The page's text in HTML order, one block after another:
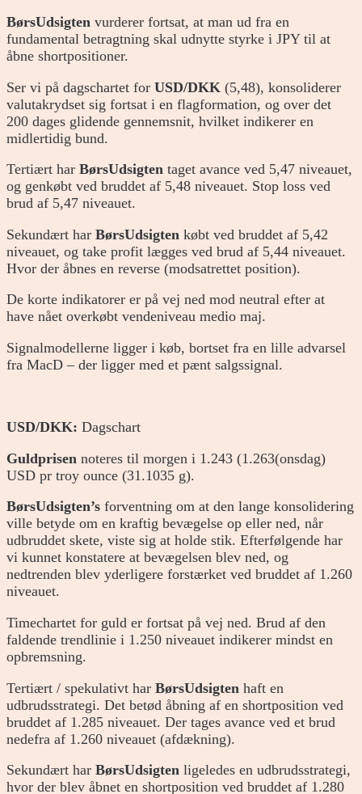
BørsUdsigten vurderer fortsat, at man ud fra en
fundamental betragtning skal udnytte styrke i JPY til at
åbne shortpositioner.
Ser vi på dagschartet for USD/DKK (5,48), konsoliderer
valutakrydset sig fortsat i en flagformation, og over det
200 dages glidende gennemsnit, hvilket indikerer en
midlertidig bund.
Tertiært har BørsUdsigten taget avance ved 5,47 niveauet,
og genkøbt ved bruddet af 5,48 niveauet. Stop loss ved
brud af 5,47 niveauet.
Sekundært har BørsUdsigten købt ved bruddet af 5,42
niveauet, og take profit lægges ved brud af 5,44 niveauet.
Hvor der åbnes en reverse (modsatrettet position).
De korte indikatorer er på vej ned mod neutral efter at
have nået overkøbt vendeniveau medio maj.
Signalmodellerne ligger i køb, bortset fra en lille advarsel
fra MacD – der ligger med et pænt salgssignal.
USD/DKK: Dagschart
Guldprisen noteres til morgen i 1.243 (1.263(onsdag)
USD pr troy ounce (31.1035 g).
BørsUdsigten’s forventning om at den lange konsolidering
ville betyde om en kraftig bevægelse op eller ned, når
udbruddet skete, viste sig at holde stik. Efterfølgende har
vi kunnet konstatere at bevægelsen blev ned, og
nedtrenden blev yderligere forstærket ved bruddet af 1.260
niveauet.
Timechartet for guld er fortsat på vej ned. Brud af den
faldende trendlinie i 1.250 niveauet indikerer mindst en
opbremsning.
Tertiært / spekulativt har BørsUdsigten haft en
udbrudsstrategi. Det betød åbning af en shortposition ved
bruddet af 1.285 niveauet. Der tages avance ved et brud
nedefra af 1.260 niveauet (afdækning).
Sekundært har BørsUdsigten ligeledes en udbrudsstrategi,
hvor der blev åbnet en shortposition ved bruddet af 1.280